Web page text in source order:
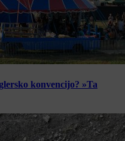
konvencijo? »Ta